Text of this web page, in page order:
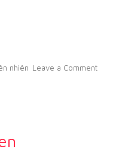
nhiên Leave a Comment